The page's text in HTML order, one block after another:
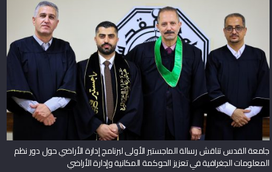
جامعة القدس تناقش رسالة الماجستير الأولى لبرنامج إدارة الأراضي حول دور نظم
المعلومات الجغرافية في تعزيز الحوكمة المكانية وإدارة الأراضي